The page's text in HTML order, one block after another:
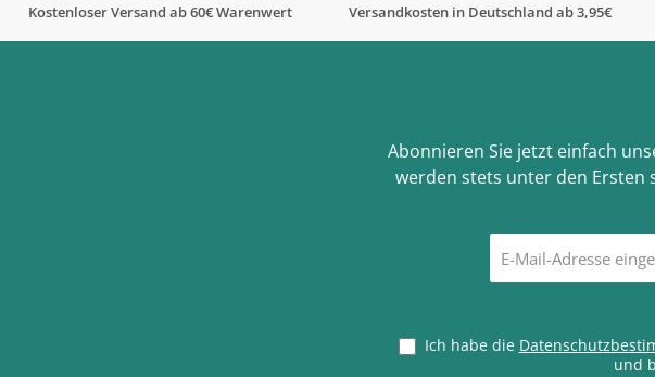
Kostenloser Versand ab 60€ Warenwert Versandkosten in Deutschland ab 3,95€
Abonnieren Sie jetzt einfach
werden stets unter den
Mail-
Adresse
Ich habe die
und